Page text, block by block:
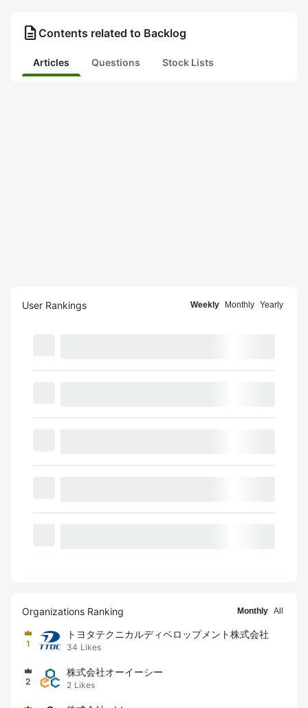
description Contents related to Backlog
Articles Questions Stock Lists
User Rankings Weekly Monthly Yearly
Organizations Ranking Monthly All
1
トヨタテクニカルディベロップメント株式会社
34 Likes
2
株式会社オーイーシー
2 Likes